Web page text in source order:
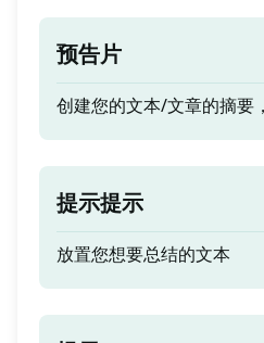
预告片
创建您的文本/文章的摘要
提示提示
放置您想要总结的文本